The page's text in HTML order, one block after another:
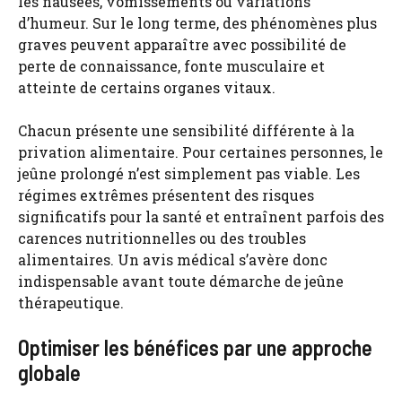
d’humeur. Sur le long terme, des phénomènes plus
graves peuvent apparaître avec possibilité de
perte de connaissance, fonte musculaire et
atteinte de certains organes vitaux.
Chacun présente une sensibilité différente à la
privation alimentaire. Pour certaines personnes, le
jeûne prolongé n’est simplement pas viable. Les
régimes extrêmes présentent des risques
significatifs pour la santé et entraînent parfois des
carences nutritionnelles ou des troubles
alimentaires. Un avis médical s’avère donc
indispensable avant toute démarche de jeûne
thérapeutique.
Optimiser les bénéfices par une approche
globale